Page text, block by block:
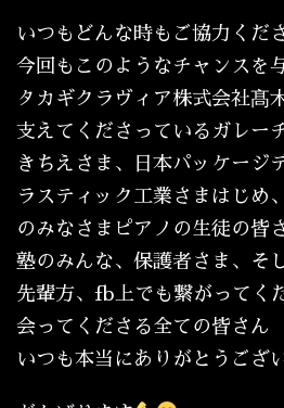
いつもどんな時もご協力くだ
今回もこのようなチャンスを
タカギクラヴィア株式会社髙
支えてくださっているガレー
きちえさま、日本パッケージ
ラスティック工業さまはじめ
のみなさまピアノの生徒の皆
塾のみんな、保護者さま、そ
先輩方、fb上でも繋がってく
会ってくださる全ての皆さん
いつも本当にありがとうござ